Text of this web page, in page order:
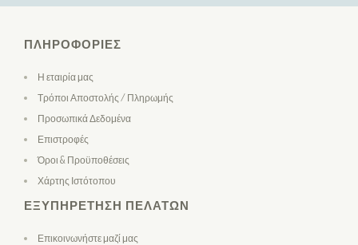
ΠΛΗΡΟΦΟΡΊΕΣ
Η εταιρία μας
Τρόποι Αποστολής / Πληρωμής
Προσωπικά Δεδομένα
Επιστροφές
Όροι & Προϋποθέσεις
Χάρτης Ιστότοπου
ΕΞΥΠΗΡΈΤΗΣΗ ΠΕΛΑΤΏΝ
Επικοινωνήστε μαζί μας